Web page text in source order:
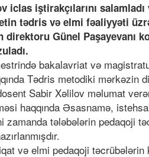
iclas iştirakçılarını
tədris və elmi fəaliyyəti
Günel Paşayevanı
bakalavriat və
Tədris metodiki mərkəzin
Sabir Xəlilov məlumat
haqqında Əsasnamə,
zamanda tələbələrin pedaqoji
və elmi pedaqoji